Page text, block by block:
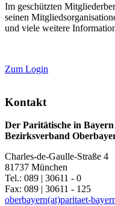
Im geschützten
seinen
und viele weitere
Zum Login
Kontakt
Der Paritätische in Bayern
Bezirksverband
Charles-de-Gaulle-Straße 4
81737 München
Tel.: 089 | 30611 - 0
Fax: 089 | 30611 - 125
oberbayern(at)paritaet-